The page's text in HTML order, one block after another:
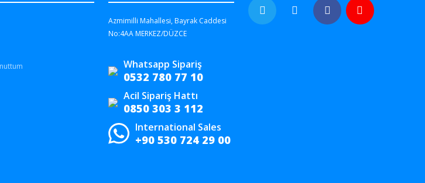
Azmimilli Mahallesi, Bayrak Caddesi
No:4AA MERKEZ/DÜZCE
Whatsapp Sipariş
0532 780 77 10
Acil Sipariş Hattı
0850 303 3 112
International Sales
+90 530 724 29 00